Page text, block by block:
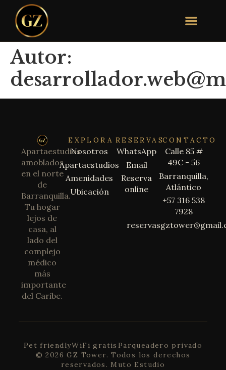
Autor:
Apartaestudios
amoblados
en el norte
de
Barranquilla.
Tu hogar
lejos de
casa, al
lado del
complejo
médico
más
importante
del Caribe.
EXPLORA
Nosotros
Apartaestudios
Amenidades
Ubicación
RESERVAS
WhatsApp
Email
Reserva
online
CONTACTO
Calle 85 #
49C - 56
Barranquilla,
Atlántico
+57 316 538
7928
© 2026 GZ Tower. Todos los derechos
reservados. Muto Estudio
Pet friendlyWiFi gratis Parqueadero privado